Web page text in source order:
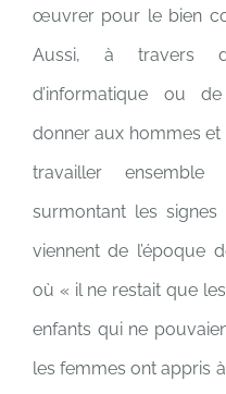
œuvrer pour le bien
Aussi, à travers
d’informatique ou
donner aux hommes
travailler ensemble
surmontant les signes
viennent de l’époque
où « il ne restait que
enfants qui ne
les femmes ont appris